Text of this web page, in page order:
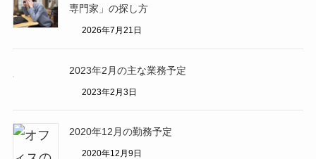
専門家」の探し方
2026年7月21日
2023年2月の主な業務予定
2023年2月3日
2020年12月の勤務予定
2020年12月9日